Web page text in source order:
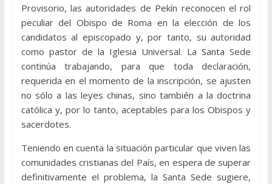
Provisorio, las autoridades de Pekín reconocen el rol
peculiar del Obispo de Roma en la elección de los
candidatos al episcopado y, por tanto, su autoridad
como pastor de la Iglesia Universal. La Santa Sede
continúa trabajando, para que toda declaración,
requerida en el momento de la inscripción, se ajusten
no sólo a las leyes chinas, sino también a la doctrina
católica y, por lo tanto, aceptables para los Obispos y
sacerdotes.
Teniendo en cuenta la situación particular que viven las
comunidades cristianas del País, en espera de superar
definitivamente el problema, la Santa Sede sugiere,